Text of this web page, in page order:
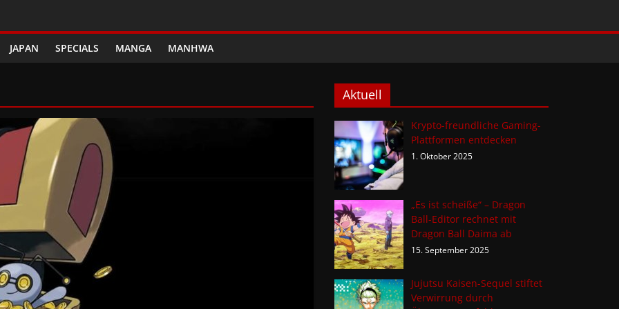
JAPAN SPECIALS MANGA MANHWA
Aktuell
Krypto-freundliche Gaming-
Plattformen entdecken
1. Oktober 2025
„Es ist scheiße“ – Dragon
Ball-Editor rechnet mit
Dragon Ball Daima ab
15. September 2025
Jujutsu Kaisen-Sequel stiftet
Verwirrung durch